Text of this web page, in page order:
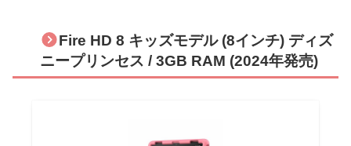
Fire HD 8 キッズモデル (8インチ) ディズ
ニープリンセス / 3GB RAM (2024年発売)